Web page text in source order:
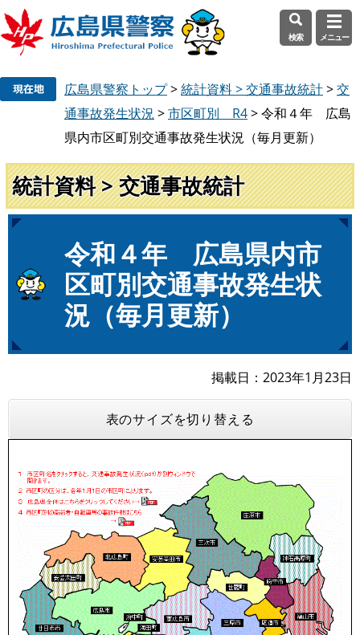
頭
で
す
。
飛
ば
し
て
検索 メニュー
広島県警察トップ>統計資料 > 交通事故統計>交
通事故発生状況 >市区町別 R4>令和４年 広島
県内市区町別交通事故発生状況（毎月更新）
統計資料 > 交通事故統計
令和４年 広島県内市
区町別交通事故発生状
況（毎月更新）
掲載日 2023年1月23日
表のサイズを切り替える